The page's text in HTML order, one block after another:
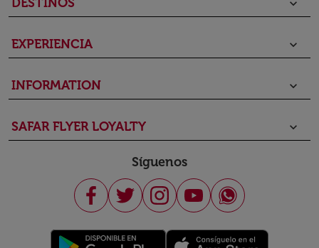
keyboard_arrow_down
EXPERIENCIA keyboard_arrow_down
INFORMATION keyboard_arrow_down
SAFAR FLYER LOYALTY keyboard_arrow_down
Síguenos